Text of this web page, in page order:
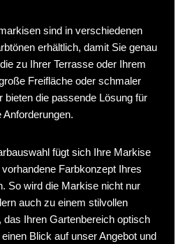
sind in verschiedenen
erhältlich, damit Sie genau
zu Ihrer Terrasse oder Ihrem
Freifläche oder schmaler
bieten die passende Lösung für
Anforderungen.
fügt sich Ihre Markise
Farbkonzept Ihres
So wird die Markise nicht nur
auch zu einem stilvollen
das Ihren Gartenbereich optisch
Blick auf unser Angebot und